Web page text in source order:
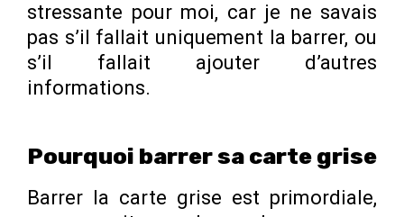
stressante pour moi, car je ne savais
pas s’il fallait uniquement la barrer, ou
s’il fallait ajouter d’autres
informations.
Pourquoi barrer sa carte grise
Barrer la carte grise est primordiale,